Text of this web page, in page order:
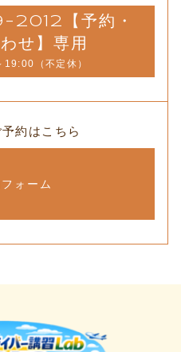
【予約・
せ】専用
（不定休）
約はこちら
ォーム